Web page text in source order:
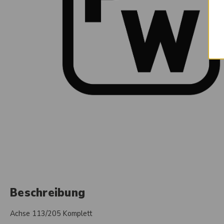
Beschreibung
Achse 113/205 Komplett